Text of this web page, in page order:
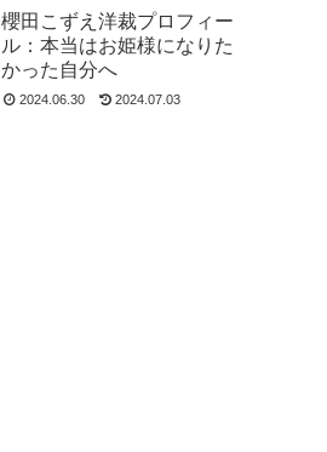
櫻田こずえ洋裁プロフィー
ル：本当はお姫様になりた
かった自分へ
2024.06.30 2024.07.03